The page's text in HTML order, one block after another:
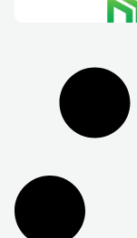
LEER ARTICULO